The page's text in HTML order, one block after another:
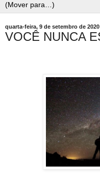
quarta-feira, 9 de setembro de 2020
VOCÊ NUNCA